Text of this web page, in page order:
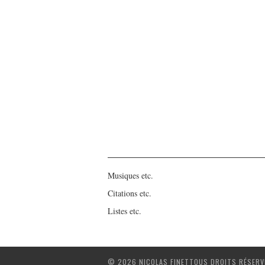
Musiques etc.
Citations etc.
Listes etc.
© 2026 NICOLAS FINETTOUS DROITS